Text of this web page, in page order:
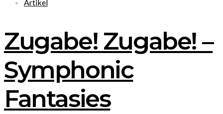
Artikel
Zugabe! Zugabe! –
Symphonic
Fantasies